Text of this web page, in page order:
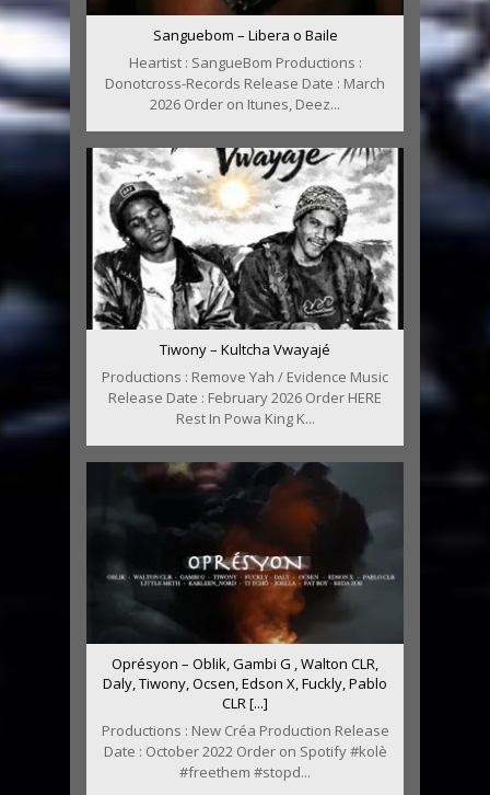
Sanguebom – Libera o Baile
Heartist : SangueBom Productions :
Donotcross-Records Release Date : March
2026 Order on Itunes, Deez...
Tiwony – Kultcha Vwayajé
Productions : Remove Yah / Evidence Music
Release Date : February 2026 Order HERE
Rest In Powa King K...
Oprésyon – Oblik, Gambi G , Walton CLR,
Daly, Tiwony, Ocsen, Edson X, Fuckly, Pablo
CLR [...]
Productions : New Créa Production Release
Date : October 2022 Order on Spotify #kolè
#freethem #stopd...